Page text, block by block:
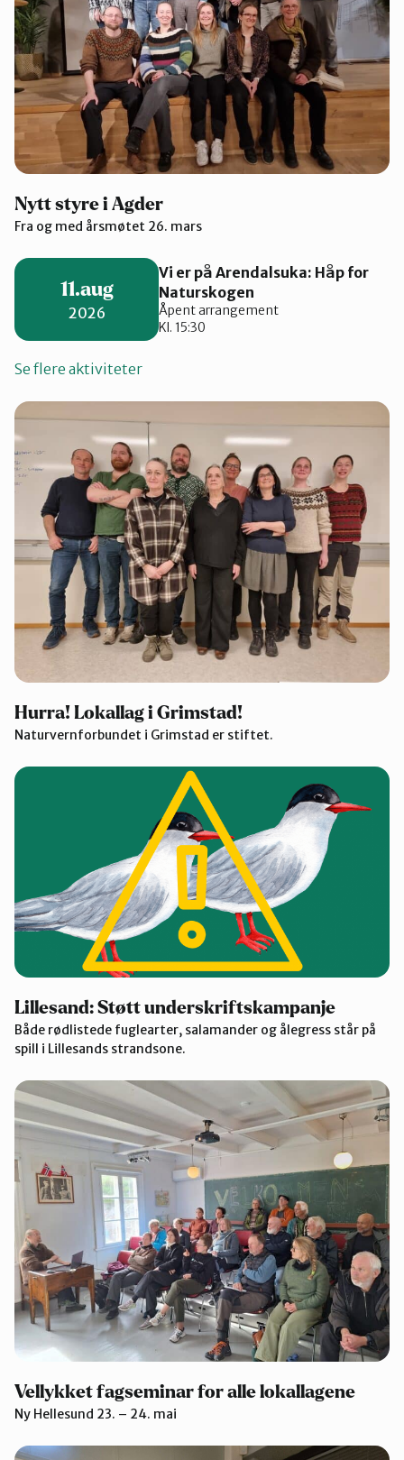
Nytt styre i Agder
Fra og med årsmøtet 26. mars
11.aug
2026
Vi er på Arendalsuka: Håp for
Naturskogen
Åpent arrangement
Kl. 15:30
Se flere aktiviteter
Hurra! Lokallag i Grimstad!
Naturvernforbundet i Grimstad er stiftet.
Lillesand: Støtt underskriftskampanje
Både rødlistede fuglearter, salamander og ålegress står på
spill i Lillesands strandsone.
Vellykket fagseminar for alle lokallagene
Ny Hellesund 23. – 24. mai